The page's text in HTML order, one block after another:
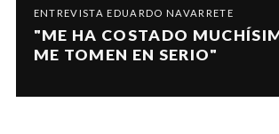
ENTREVISTA EDUARDO NAVARRETE
"ME HA COSTADO
ME TOMEN EN SERIO"